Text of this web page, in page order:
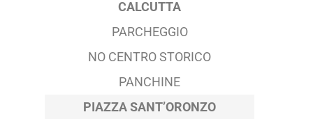
CALCUTTA
PARCHEGGIO
NO CENTRO STORICO
PANCHINE
PIAZZA SANT’ORONZO